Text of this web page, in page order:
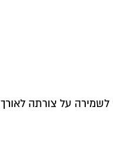
לשמירה על צורתה לאורך